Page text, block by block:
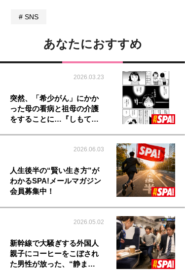
SNS
あなたにおすすめ
2026.03.23
突然、「希少がん」にかか
った母の看病と祖母の介護
をすることに…『しもて…
2026.06.03
人生後半の“賢い生き方”が
わかるSPA!メールマガジン
会員募集中！
2026.05.02
新幹線で大騒ぎする外国人
親子にコーヒーをこぼされ
た男性が放った、“静ま…